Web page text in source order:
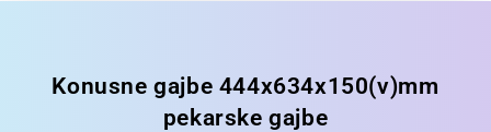
Konusne gajbe 444x634x150(v)mm
pekarske gajbe